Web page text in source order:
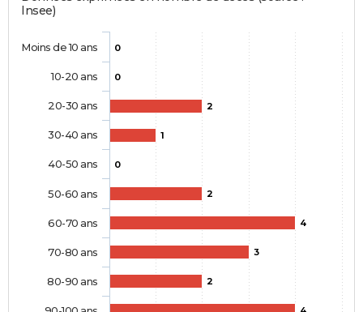
Insee)
0
0
2
1
0
2
4
3
2
Moins de 10 ans
10-20 ans
20-30 ans
30-40 ans
40-50 ans
50-60 ans
60-70 ans
70-80 ans
80-90 ans